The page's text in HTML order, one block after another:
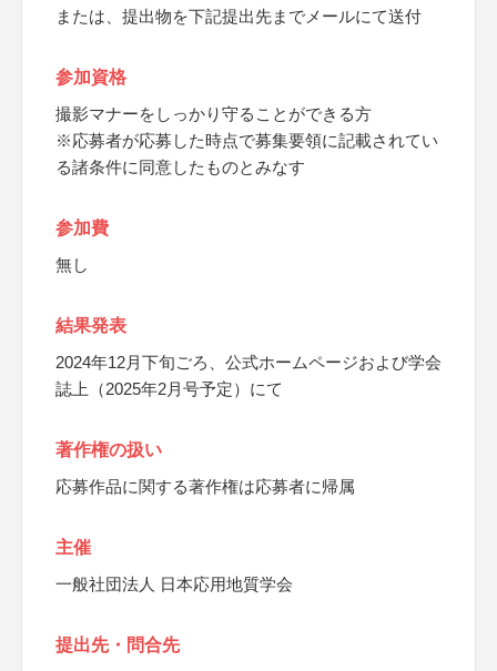
または、提出物を下記提出先までメールにて送付
参加資格
撮影マナーをしっかり守ることができる方
※応募者が応募した時点で募集要領に記載されてい
る諸条件に同意したものとみなす
参加費
無し
結果発表
2024年12月下旬ごろ、公式ホームページおよび学会
誌上（2025年2月号予定）にて
著作権の扱い
応募作品に関する著作権は応募者に帰属
主催
一般社団法人 日本応用地質学会
提出先・問合先